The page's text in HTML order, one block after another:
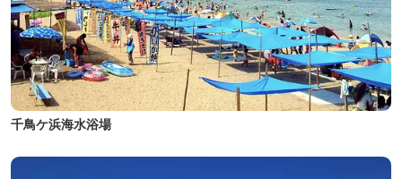
千鳥ケ浜海水浴場